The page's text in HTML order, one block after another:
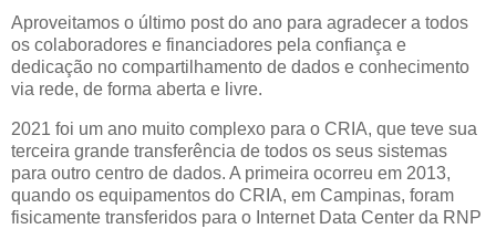
Aproveitamos o último post do ano para agradecer a todos
os colaboradores e financiadores pela confiança e
dedicação no compartilhamento de dados e conhecimento
via rede, de forma aberta e livre.
2021 foi um ano muito complexo para o CRIA, que teve sua
terceira grande transferência de todos os seus sistemas
para outro centro de dados. A primeira ocorreu em 2013,
quando os equipamentos do CRIA, em Campinas, foram
fisicamente transferidos para o Internet Data Center da RNP